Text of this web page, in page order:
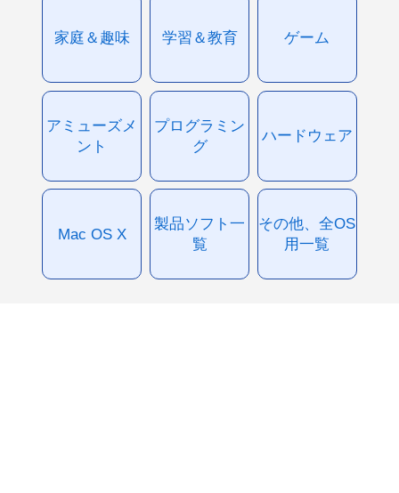
家庭＆趣味 学習＆教育 ゲーム
アミューズメ
ント
プログラミン
グ
ハードウェア
Mac OS X
製品ソフト一
覧
その他、全OS
用一覧